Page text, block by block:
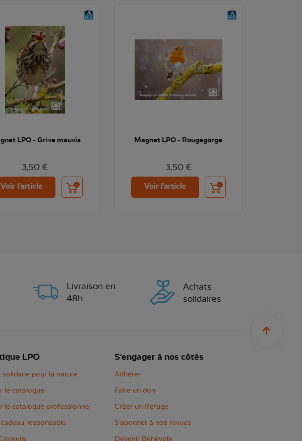
LPO - Grive mauvis
3,50 €
Voir l'article Ajouter au panier
Magnet LPO - Rougegorge
3,50 €
Voir l'article Ajouter au panier
Livraison en
48h
Achats
solidaires
LPO
solidaire pour la nature
le catalogue
le catalogue professionnel
responsable
S'engager à nos côtés
Adhérer
Faire un don
Créer un Refuge
S'abonner à nos revues
Devenir Bénévole